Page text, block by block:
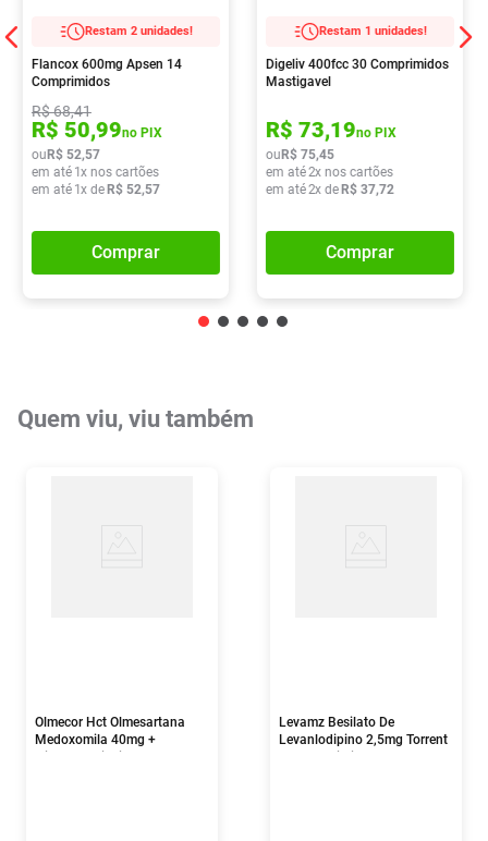
Restam 2 unidades!
Flancox 600mg Apsen 14
Comprimidos
R$68,41
R$ 50,99no PIX
ou R$ 52,57
em até 1x nos cartões
em até 1x de R$ 52,57
Comprar
Restam 1 unidades!
Digeliv 400fcc 30 Comprimidos
Mastigavel
R$ 73,19no PIX
ou R$ 75,45
em até2x nos cartões
em até2x de R$ 37,72
Comprar
Quem viu, viu também
Olmecor Hct Olmesartana
Medoxomila 40mg +
Levamz Besilato De
Levanlodipino 2,5mg Torrent